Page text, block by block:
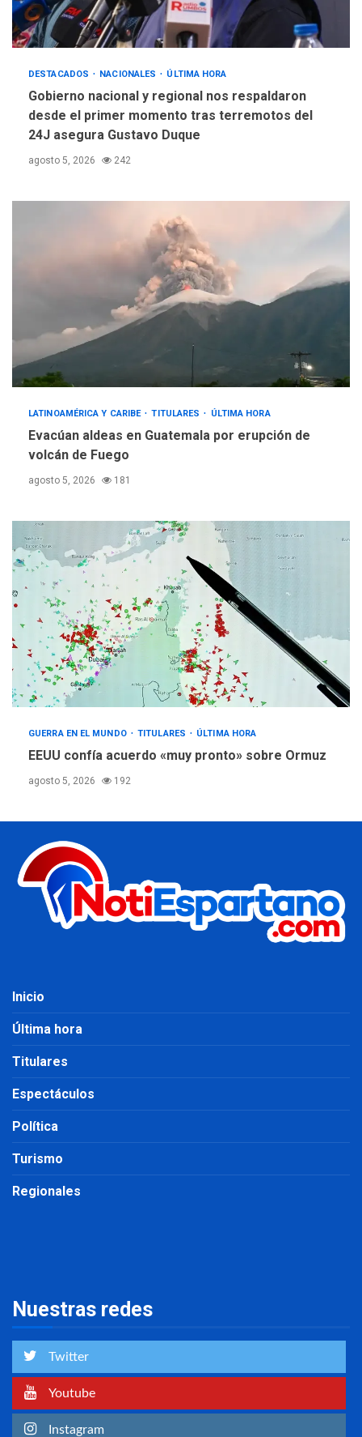
DESTACADOS NACIONALES ÚLTIMA HORA
Gobierno nacional y regional nos respaldaron
desde el primer momento tras terremotos del
24J asegura Gustavo Duque
agosto 5, 2026 242
LATINOAMÉRICA Y CARIBE TITULARES ÚLTIMA HORA
Evacúan aldeas en Guatemala por erupción de
volcán de Fuego
agosto 5, 2026 181
GUERRA EN EL MUNDO TITULARES ÚLTIMA HORA
EEUU confía acuerdo «muy pronto» sobre Ormuz
agosto 5, 2026 192
Inicio
Última hora
Titulares
Espectáculos
Política
Turismo
Regionales
Nuestras redes
Twitter
Youtube
Instagram